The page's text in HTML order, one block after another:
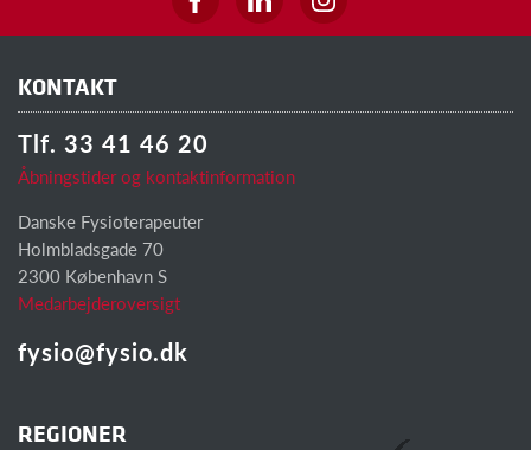
KONTAKT
Tlf. 33 41 46 20
Åbningstider og kontaktinformation
Danske Fysioterapeuter
Holmbladsgade 70
2300 København S
Medarbejderoversigt
fysio@fysio.dk
REGIONER